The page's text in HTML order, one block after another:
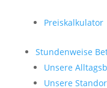
Preiskalkulator
Stundenweise
Unsere
Unsere